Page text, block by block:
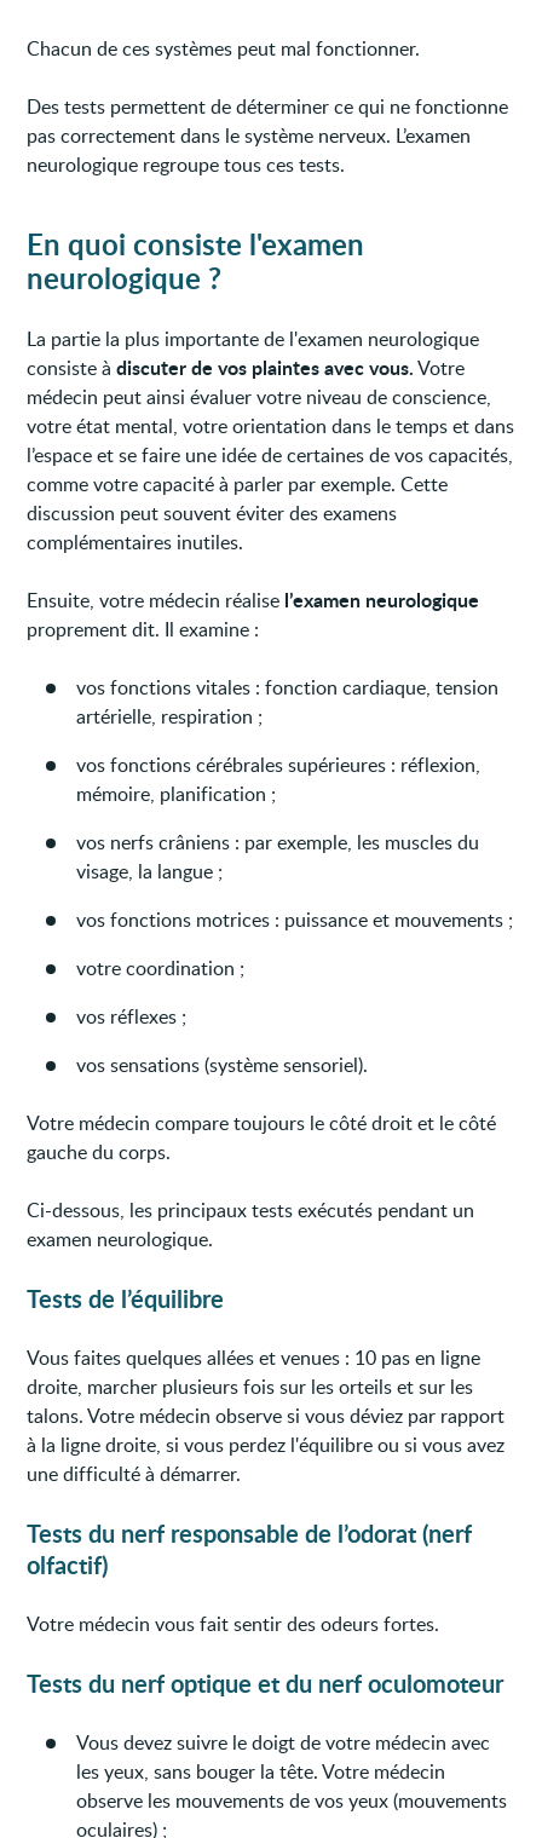
Chacun de ces systèmes peut mal fonctionner.
Des tests permettent de déterminer ce qui ne fonctionne
pas correctement dans le système nerveux. L’examen
neurologique regroupe tous ces tests.
En quoi consiste l'examen
neurologique ?
La partie la plus importante de l'examen neurologique
consiste àdiscuter de vos plaintes avec vous.Votre
médecin peut ainsi évaluer votre niveau de conscience,
votre état mental, votre orientation dans le temps et dans
l’espace et se faire une idée de certaines de vos capacités,
comme votre capacité à parler par exemple. Cette
discussion peut souvent éviter des examens
complémentaires inutiles.
Ensuite, votre médecin réalise l’examen neurologique
proprement dit. Il examine :
vos fonctions vitales : fonction cardiaque, tension
artérielle, respiration ;
vos fonctions cérébrales supérieures : réflexion,
mémoire, planification ;
vos nerfs crâniens : par exemple, les muscles du
visage, la langue ;
vos fonctions motrices : puissance et mouvements ;
votre coordination ;
vos réflexes ;
vos sensations (système sensoriel).
Votre médecin compare toujours le côté droit et le côté
gauche du corps.
Ci-dessous, les principaux tests exécutés pendant un
examen neurologique.
Tests de l’équilibre
Vous faites quelques allées et venues : 10 pas en ligne
droite, marcher plusieurs fois sur les orteils et sur les
talons. Votre médecin observe si vous déviez par rapport
à la ligne droite, si vous perdez l'équilibre ou si vous avez
une difficulté à démarrer.
Tests du nerf responsable de l’odorat (nerf
olfactif)
Votre médecin vous fait sentir des odeurs fortes.
Tests du nerf optique et du nerf oculomoteur
Vous devez suivre le doigt de votre médecin avec
les yeux, sans bouger la tête. Votre médecin
observe les mouvements de vos yeux (mouvements
oculaires) ;